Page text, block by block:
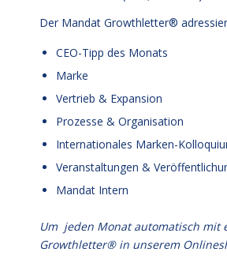
Der Mandat Growthletter®
CEO-Tipp des Monats
Marke
Vertrieb & Expansion
Prozesse & Organisation
Internationales Marken-
Veranstaltungen &
Mandat Intern
Um jeden Monat automatisch mit
Growthletter® in unserem